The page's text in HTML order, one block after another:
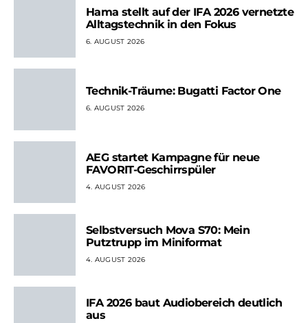
Hama stellt auf der IFA 2026 vernetzte
Alltagstechnik in den Fokus
6. AUGUST 2026
Technik-Träume: Bugatti Factor One
6. AUGUST 2026
AEG startet Kampagne für neue
FAVORIT-Geschirrspüler
4. AUGUST 2026
Selbstversuch Mova S70: Mein
Putztrupp im Miniformat
4. AUGUST 2026
IFA 2026 baut Audiobereich deutlich
aus